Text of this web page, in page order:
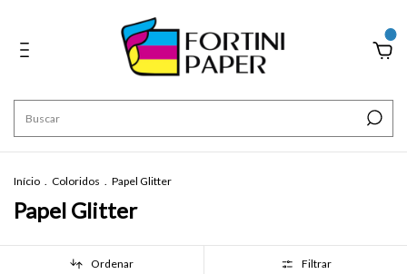
Início . Coloridos . Papel Glitter
Papel Glitter
Ordenar Filtrar